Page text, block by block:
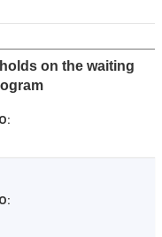
on the waiting